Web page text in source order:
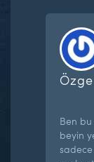
Özge
Ben
beyin